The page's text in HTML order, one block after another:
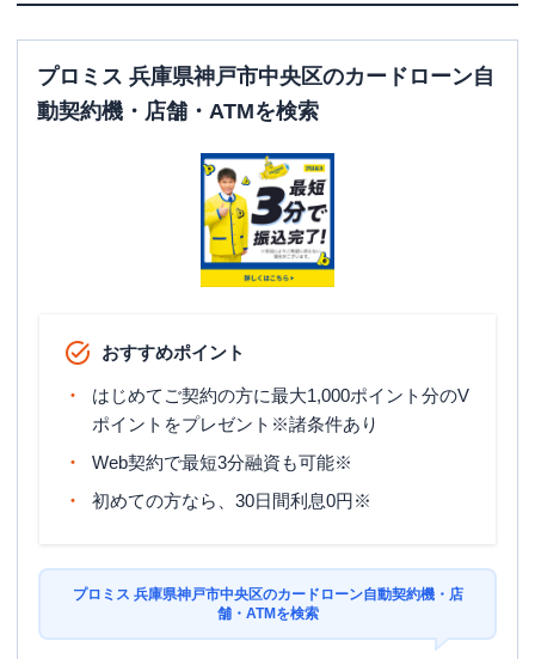
プロミス 兵庫県神戸市中央区のカードローン自
動契約機・店舗・ATMを検索
おすすめポイント
はじめてご契約の方に最大1,000ポイント分のV
ポイントをプレゼント※諸条件あり
Web契約で最短3分融資も可能※
初めての方なら、30日間利息0円※
プロミス 兵庫県神戸市中央区のカードローン自動契約機・店
舗・ATMを検索